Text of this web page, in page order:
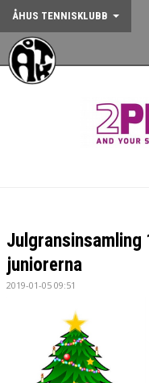
ÅHUS TENNISKLUBB
HEM
ANMÄLAN AKTIVITET
KALENDER
KÖP KLUBBKLÄDER
Julgransinsamling
juniorerna
2019-01-05 09:51